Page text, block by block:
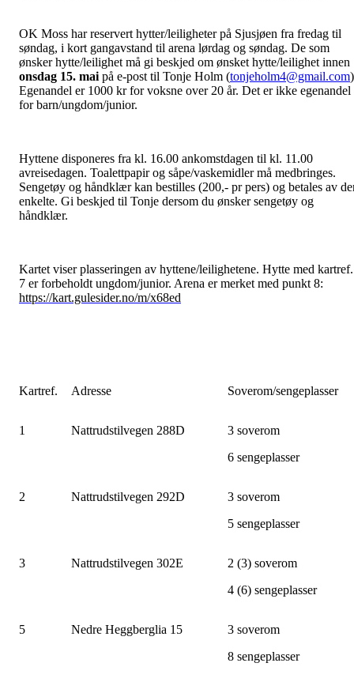
OK Moss har reservert hytter/leiligheter på Sjusjøen fra fredag til
søndag, i kort gangavstand til arena lørdag og søndag. De som
ønsker hytte/leilighet må gi beskjed om ønsket hytte/leilighet innen
onsdag 15. mai på e-post til Tonje Holm (tonjeholm4@gmail.com
Egenandel er 1000 kr for voksne over 20 år. Det er ikke egenandel
for barn/ungdom/junior.
Hyttene disponeres fra kl. 16.00 ankomstdagen til kl. 11.00
avreisedagen. Toalettpapir og såpe/vaskemidler må medbringes.
Sengetøy og håndklær kan bestilles (200,- pr pers) og betales av
enkelte. Gi beskjed til Tonje dersom du ønsker sengetøy og
håndklær.
Kartet viser plasseringen av hyttene/leilighetene. Hytte med kartref.
7 er forbeholdt ungdom/junior. Arena er merket med punkt 8:
https://kart.gulesider.no/m/x68ed
Kartref. Adresse Soverom/sengeplasser
1 Nattrudstilvegen 288D
3 soverom
6 sengeplasser
2 Nattrudstilvegen 292D
3 soverom
5 sengeplasser
3 Nattrudstilvegen 302E
2 (3) soverom
4 (6) sengeplasser
5 Nedre Heggberglia 15
3 soverom
8 sengeplasser